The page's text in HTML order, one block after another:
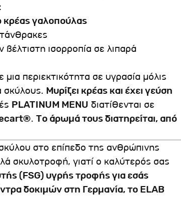
:
κρέας γαλοπούλας
ισορροπία σε λιπαρά
περιεκτικότητα σε υγρασία μόλις
σκύλους. Μυρίζει κρέας και έχει γεύση
PLATINUM MENU διατίθενται σε
. Το άρωμά τους διατηρείται, από
στο επίπεδο της ανθρώπινης
σκυλοτροφή, γιατί ο καλύτερός σας
(FSG) υγρής τροφής για εσάς
δοκιμών στη Γερμανία, το ELAB